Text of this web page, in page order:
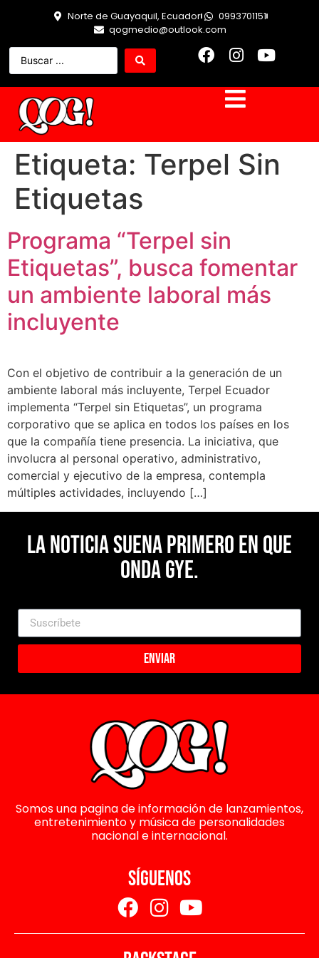
Norte de Guayaquil, Ecuador
0993701151
qogmedio@outlook.com
Etiqueta: Terpel Sin
Etiquetas
Programa “Terpel sin
Etiquetas”, busca fomentar
un ambiente laboral más
incluyente
Con el objetivo de contribuir a la generación de un
ambiente laboral más incluyente, Terpel Ecuador
implementa “Terpel sin Etiquetas”, un programa
corporativo que se aplica en todos los países en los
que la compañía tiene presencia. La iniciativa, que
involucra al personal operativo, administrativo,
comercial y ejecutivo de la empresa, contempla
múltiples actividades, incluyendo […]
La noticia suena primero en Que
Onda Gye.
Enviar
Somos una pagina de información de lanzamientos,
entretenimiento y música de personalidades
nacional e internacional.
SÍGUENOS